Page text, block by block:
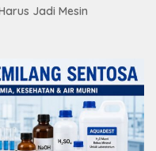
Jadi Mesin